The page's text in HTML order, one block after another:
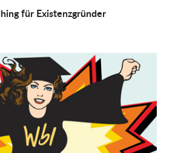
für Existenz­gründer